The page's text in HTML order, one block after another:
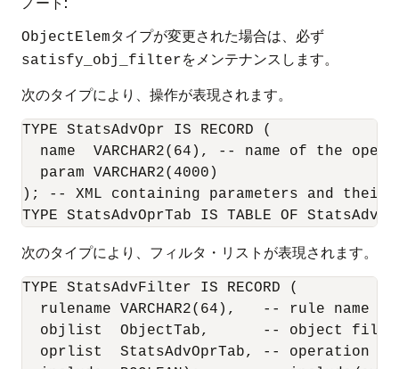
ObjectElemタイプが変更された場合は、必ず
satisfy_obj_filterをメンテナンスします。
次のタイプにより、操作が表現されます。
TYPE StatsAdvOpr IS RECORD (
name  VARCHAR2(64), -- name of the
  param VARCHAR2(4000)
); -- XML containing parameters and their
TYPE StatsAdvOprTab IS TABLE OF
次のタイプにより、フィルタ・リストが表現されます。
TYPE StatsAdvFilter IS RECORD (
  rulename VARCHAR2(64),   -- rule name
objlist  ObjectTab,      -- object
oprlist  StatsAdvOprTab, -- operation